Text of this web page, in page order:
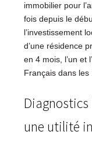
immobilier pour
fois depuis le
l’investissement
d’une résidence
en 4 mois, l’un et
Français dans les
une utilité